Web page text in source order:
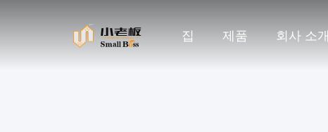
집 제품 회사 소개